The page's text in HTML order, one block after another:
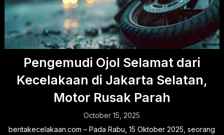
Pengemudi Ojol Selamat dari
Kecelakaan di Jakarta Selatan,
Motor Rusak Parah
October 15, 2025
beritakecelakaan.com – Pada Rabu, 15 Oktober 2025, seorang